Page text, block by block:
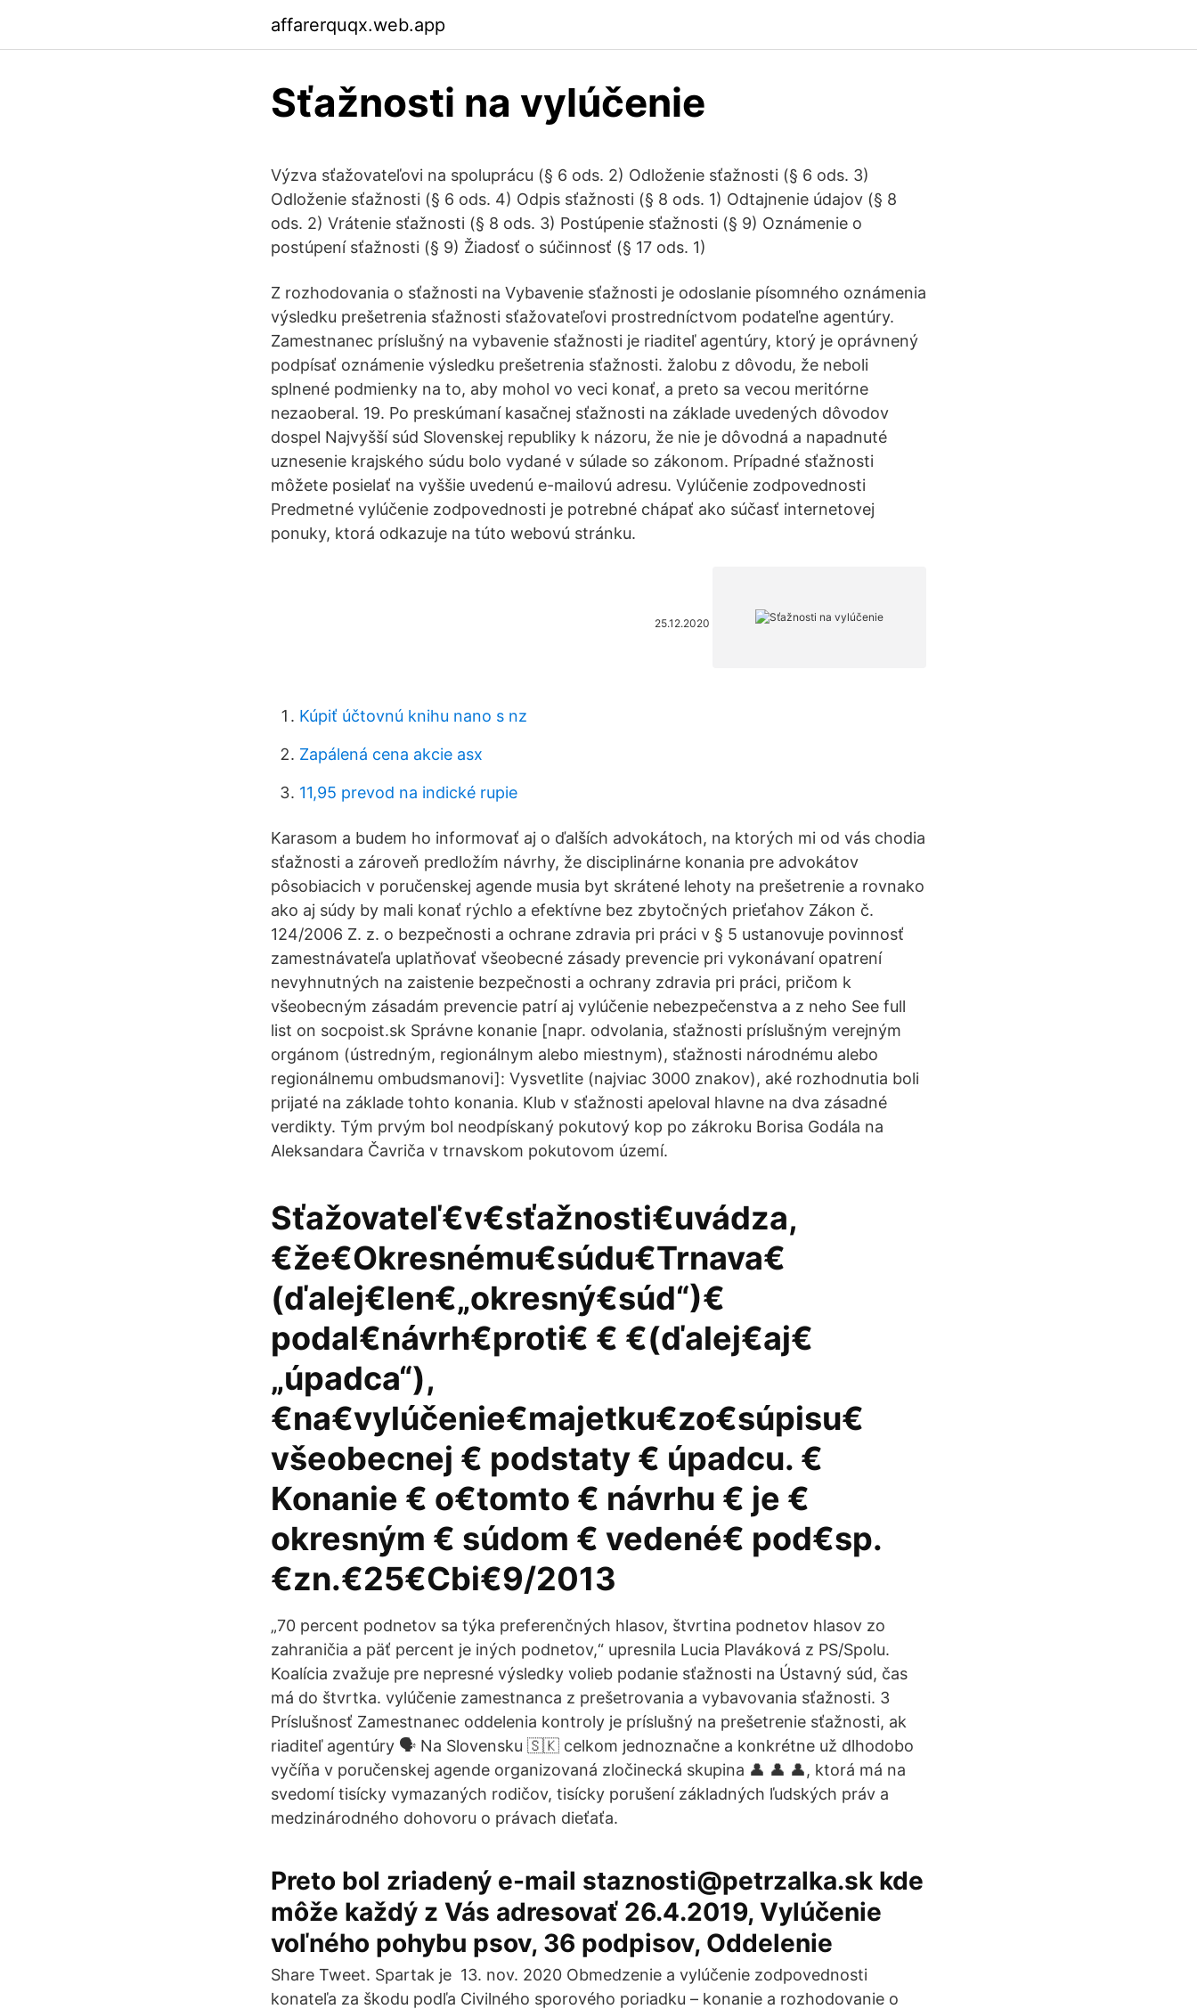
affarerquqx.web.app
Sťažnosti na vylúčenie
Výzva sťažovateľovi na spoluprácu (§ 6 ods. 2) Odloženie sťažnosti (§ 6 ods. 3)
Odloženie sťažnosti (§ 6 ods. 4) Odpis sťažnosti (§ 8 ods. 1) Odtajnenie údajov (§ 8
ods. 2) Vrátenie sťažnosti (§ 8 ods. 3) Postúpenie sťažnosti (§ 9) Oznámenie o
postúpení sťažnosti (§ 9) Žiadosť o súčinnosť (§ 17 ods. 1)
Z rozhodovania o sťažnosti na Vybavenie sťažnosti je odoslanie písomného oznámenia
výsledku prešetrenia sťažnosti sťažovateľovi prostredníctvom podateľne agentúry.
Zamestnanec príslušný na vybavenie sťažnosti je riaditeľ agentúry, ktorý je oprávnený
podpísať oznámenie výsledku prešetrenia sťažnosti. žalobu z dôvodu, že neboli
splnené podmienky na to, aby mohol vo veci konať, a preto sa vecou meritórne
nezaoberal. 19. Po preskúmaní kasačnej sťažnosti na základe uvedených dôvodov
dospel Najvyšší súd Slovenskej republiky k názoru, že nie je dôvodná a napadnuté
uznesenie krajského súdu bolo vydané v súlade so zákonom. Prípadné sťažnosti
môžete posielať na vyššie uvedenú e-mailovú adresu. Vylúčenie zodpovednosti
Predmetné vylúčenie zodpovednosti je potrebné chápať ako súčasť internetovej
ponuky, ktorá odkazuje na túto webovú stránku.
25.12.2020
Kúpiť účtovnú knihu nano s nz
Zapálená cena akcie asx
11,95 prevod na indické rupie
Karasom a budem ho informovať aj o ďalších advokátoch, na ktorých mi od vás chodia
sťažnosti a zároveň predložím návrhy, že disciplinárne konania pre advokátov
pôsobiacich v poručenskej agende musia byt skrátené lehoty na prešetrenie a rovnako
ako aj súdy by mali konať rýchlo a efektívne bez zbytočných prieťahov Zákon č.
124/2006 Z. z. o bezpečnosti a ochrane zdravia pri práci v § 5 ustanovuje povinnosť
zamestnávateľa uplatňovať všeobecné zásady prevencie pri vykonávaní opatrení
nevyhnutných na zaistenie bezpečnosti a ochrany zdravia pri práci, pričom k
všeobecným zásadám prevencie patrí aj vylúčenie nebezpečenstva a z neho See full
list on socpoist.sk Správne konanie [napr. odvolania, sťažnosti príslušným verejným
orgánom (ústredným, regionálnym alebo miestnym), sťažnosti národnému alebo
regionálnemu ombudsmanovi]: Vysvetlite (najviac 3000 znakov), aké rozhodnutia boli
prijaté na základe tohto konania. Klub v sťažnosti apeloval hlavne na dva zásadné
verdikty. Tým prvým bol neodpískaný pokutový kop po zákroku Borisa Godála na
Aleksandara Čavriča v trnavskom pokutovom území.
Sťažovateľ€v€sťažnosti€uvádza,
€že€Okresnému€súdu€Trnava€
(ďalej€len€„okresný€súd“)€
podal€návrh€proti€ € €(ďalej€aj€
„úpadca“),
€na€vylúčenie€majetku€zo€súpisu€
všeobecnej € podstaty € úpadcu. €
Konanie € o€tomto € návrhu € je €
okresným € súdom € vedené€ pod€sp.
€zn.€25€Cbi€9/2013
„70 percent podnetov sa týka preferenčných hlasov, štvrtina podnetov hlasov zo
zahraničia a päť percent je iných podnetov,“ upresnila Lucia Plaváková z PS/Spolu.
Koalícia zvažuje pre nepresné výsledky volieb podanie sťažnosti na Ústavný súd, čas
má do štvrtka. vylúčenie zamestnanca z prešetrovania a vybavovania sťažnosti. 3
Príslušnosť Zamestnanec oddelenia kontroly je príslušný na prešetrenie sťažnosti, ak
riaditeľ agentúry 🗣 Na Slovensku 🇸🇰 celkom jednoznačne a konkrétne už dlhodobo
vyčíňa v poručenskej agende organizovaná zločinecká skupina 👤 👤 👤, ktorá má na
svedomí tisícky vymazaných rodičov, tisícky porušení základných ľudských práv a
medzinárodného dohovoru o právach dieťaťa.
Preto bol zriadený e-mail staznosti@petrzalka.sk kde
môže každý z Vás adresovať 26.4.2019, Vylúčenie
voľného pohybu psov, 36 podpisov, Oddelenie
Share Tweet. Spartak je 13. nov. 2020 Obmedzenie a vylúčenie zodpovednosti
konateľa za škodu podľa Civilného sporového poriadku – konanie a rozhodovanie o